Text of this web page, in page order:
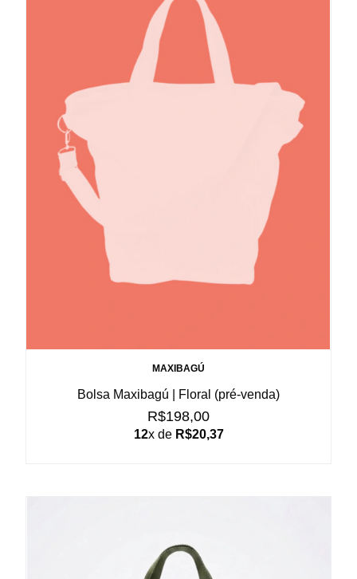
MAXIBAGÚ
Bolsa Maxibagú | Floral (pré-venda)
R$198,00
12x de R$20,37